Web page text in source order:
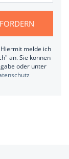
melde ich
an. Sie können
oder unter